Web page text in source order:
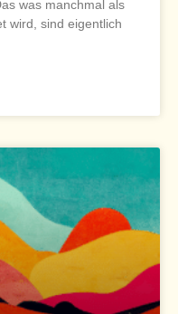
was manchmal als
wird, sind eigentlich